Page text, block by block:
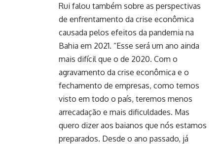
Rui falou também sobre as perspectivas
de enfrentamento da crise econômica
causada pelos efeitos da pandemia na
Bahia em 2021. “Esse será um ano ainda
mais difícil que o de 2020. Com o
agravamento da crise econômica e o
fechamento de empresas, como temos
visto em todo o país, teremos menos
arrecadação e mais dificuldades. Mas
quero dizer aos baianos que nós estamos
preparados. Desde o ano passado, já